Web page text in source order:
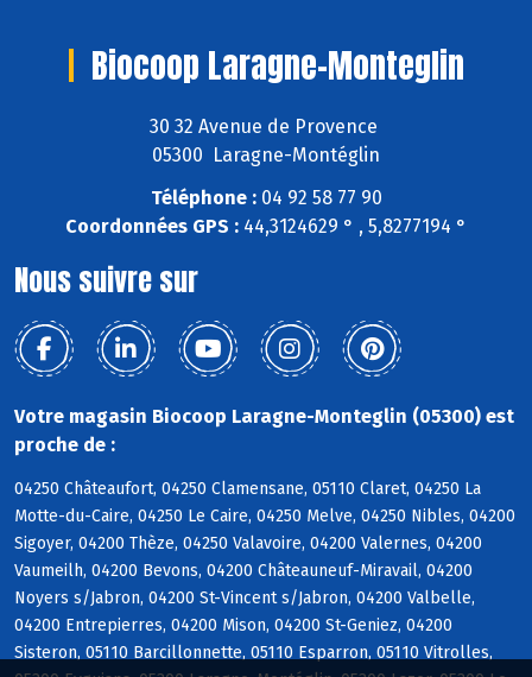
Biocoop Laragne-Monteglin
30 32 Avenue de Provence
05300 Laragne-Montéglin
Téléphone :04 92 58 77 90
Coordonnées GPS : 44,3124629 ° , 5,8277194 °
Nous suivre sur
Votre magasin Biocoop Laragne-Monteglin (05300) est
proche de :
04250 Châteaufort, 04250 Clamensane, 05110 Claret, 04250 La
Motte-du-Caire, 04250 Le Caire, 04250 Melve, 04250 Nibles, 04200
Sigoyer, 04200 Thèze, 04250 Valavoire, 04200 Valernes, 04200
Vaumeilh, 04200 Bevons, 04200 Châteauneuf-Miravail, 04200
Noyers s/Jabron, 04200 St-Vincent s/Jabron, 04200 Valbelle,
04200 Entrepierres, 04200 Mison, 04200 St-Geniez, 04200
Sisteron, 05110 Barcillonnette, 05110 Esparron, 05110 Vitrolles,